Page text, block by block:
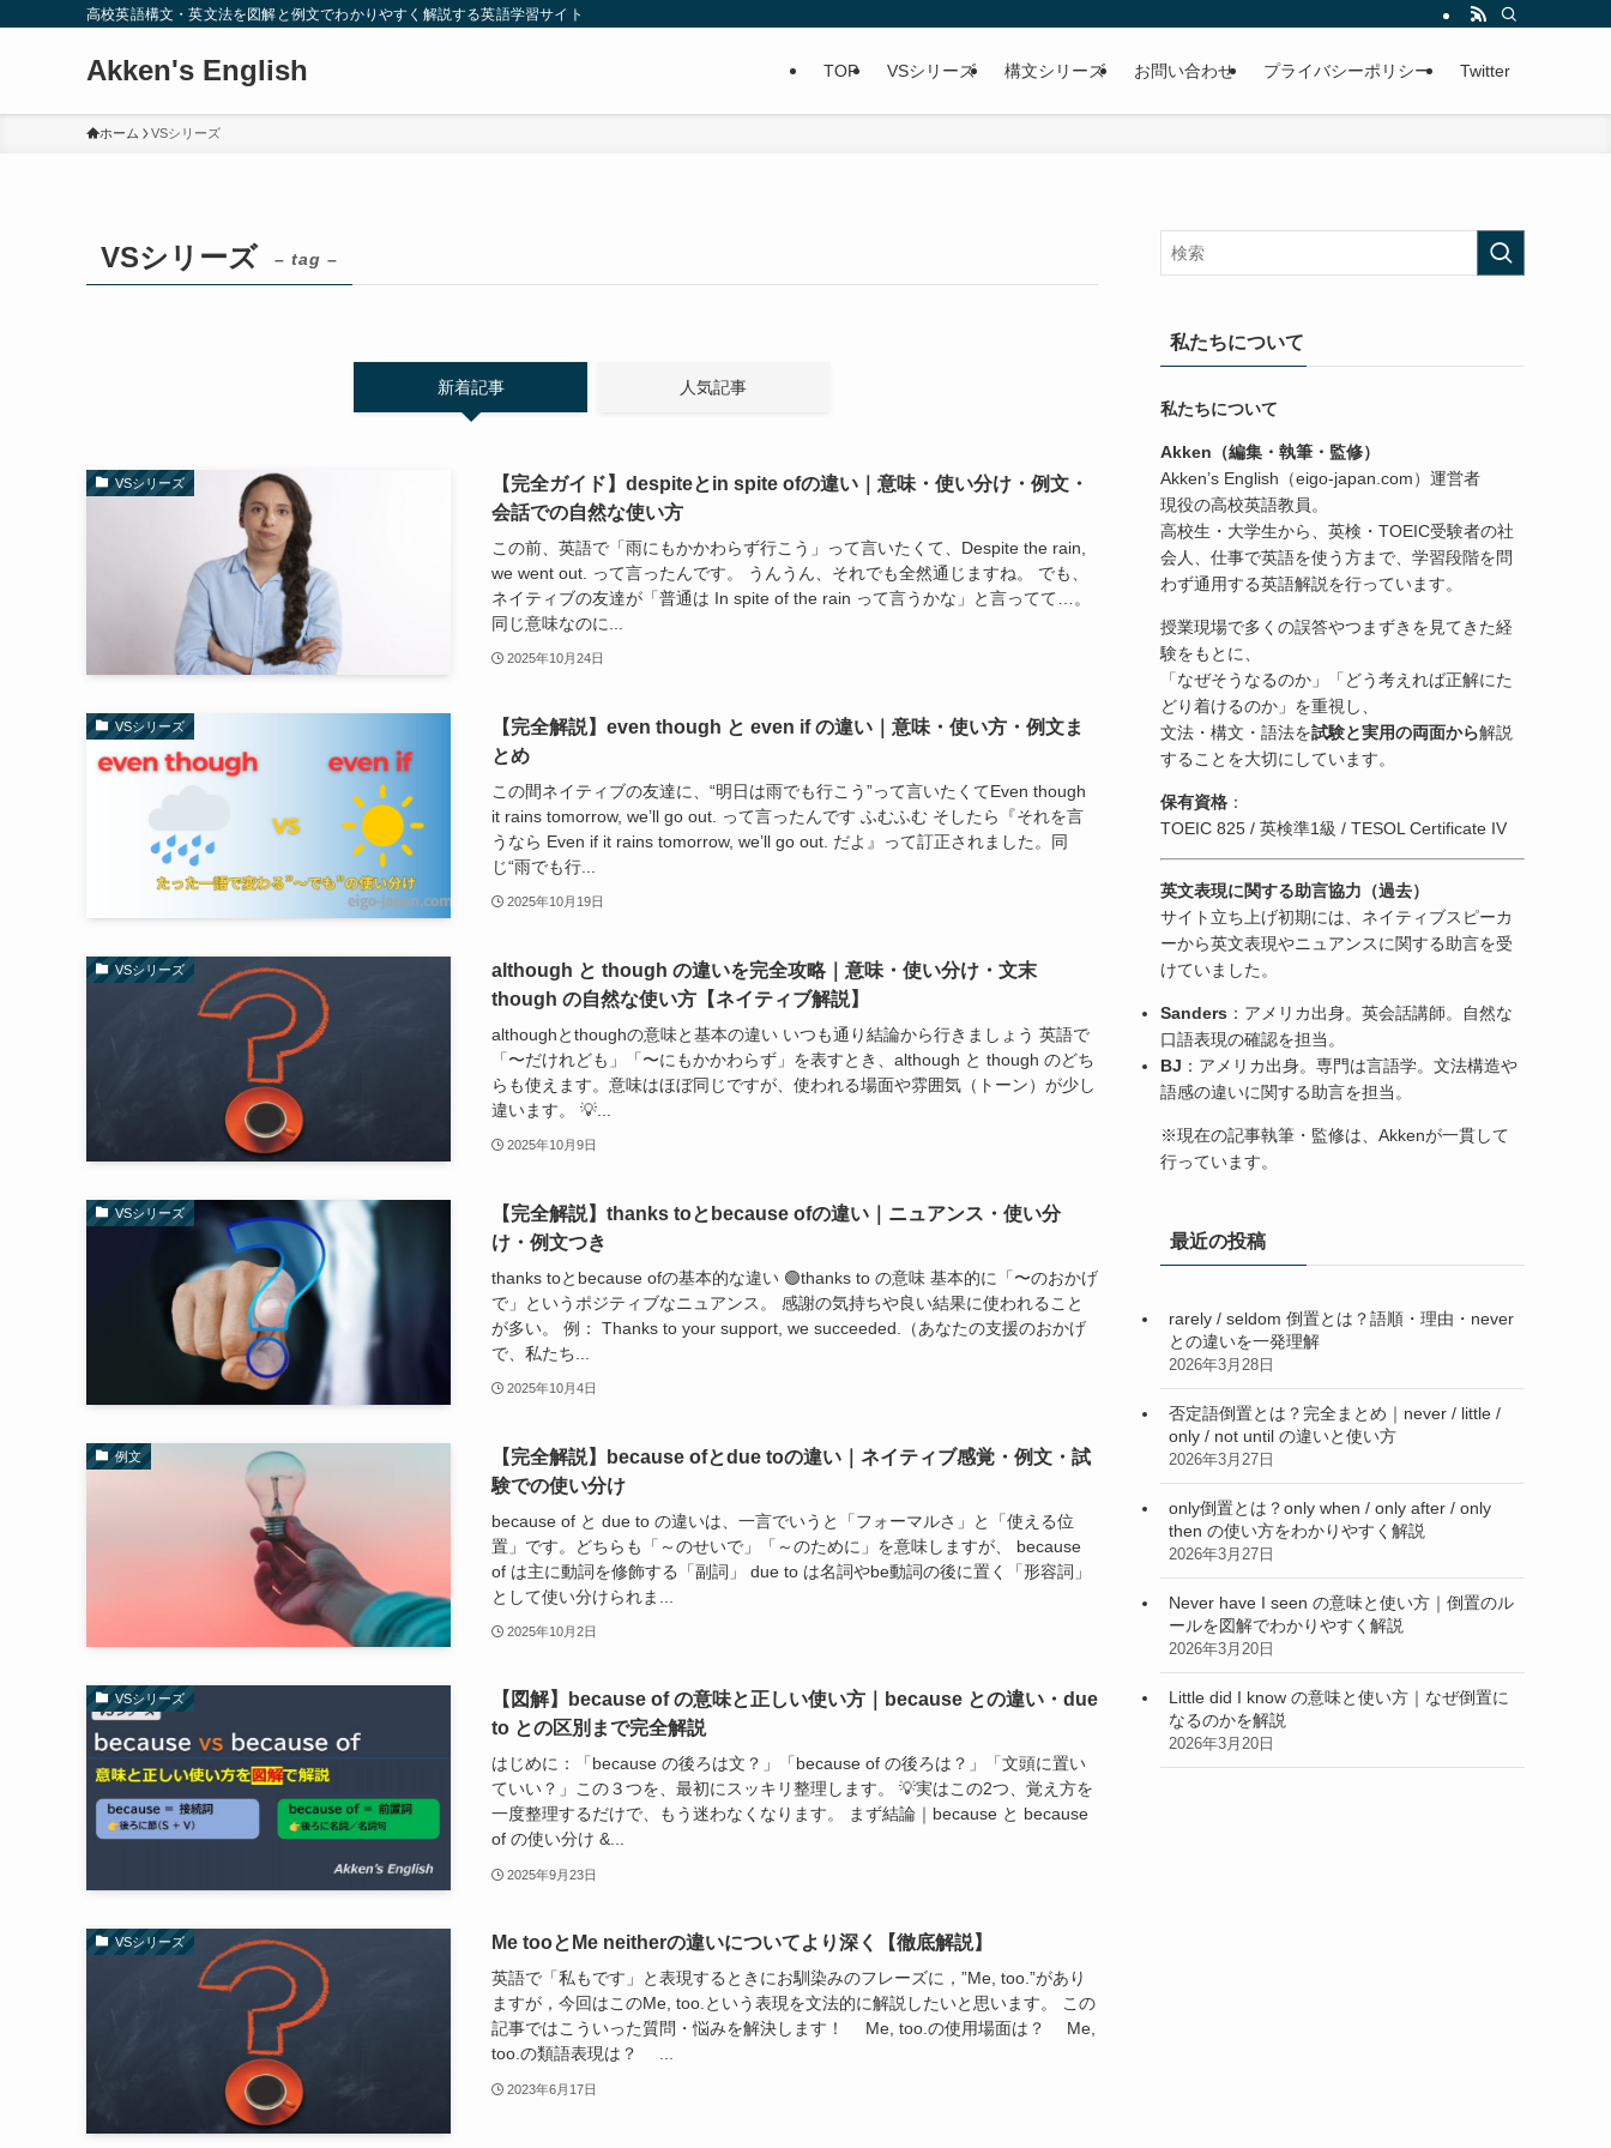
高校英語構文・英文法を図解と例文でわかりやすく解説する英語学習サイト
Akken's English TOP VSシリーズ 構文シリーズ お問い合わせ プライバシーポリシー Twitter
ホーム VSシリーズ
VSシリーズ – tag –
新着記事 人気記事
VSシリーズ
【完全ガイド】despiteとin spite ofの違い｜意味・使い分け・例文・
会話での自然な使い方
この前、英語で「雨にもかかわらず行こう」って言いたくて、Despite the rain,
we went out. って言ったんです。 うんうん、それでも全然通じますね。 でも、
ネイティブの友達が「普通は In spite of the rain って言うかな」と言ってて…。
同じ意味なのに...
2025年10月24日
VSシリーズ
【完全解説】even though と even if の違い｜意味・使い方・例文ま
とめ
この間ネイティブの友達に、“明日は雨でも行こう”って言いたくてEven though
it rains tomorrow, we’ll go out. って言ったんです ふむふむ そしたら『それを言
うなら Even if it rains tomorrow, we’ll go out. だよ』って訂正されました。同
じ“雨でも行...
2025年10月19日
VSシリーズ
although と though の違いを完全攻略｜意味・使い分け・文末
though の自然な使い方【ネイティブ解説】
althoughとthoughの意味と基本の違い いつも通り結論から行きましょう 英語で
「〜だけれども」「〜にもかかわらず」を表すとき、although と though のどち
らも使えます。意味はほぼ同じですが、使われる場面や雰囲気（トーン）が少し
違います。 💡...
2025年10月9日
VSシリーズ
【完全解説】thanks toとbecause ofの違い｜ニュアンス・使い分
け・例文つき
thanks toとbecause ofの基本的な違い 🟢thanks to の意味 基本的に「〜のおかげ
で」というポジティブなニュアンス。 感謝の気持ちや良い結果に使われること
が多い。 例： Thanks to your support, we succeeded.（あなたの支援のおかげ
で、私たち...
2025年10月4日
例文
【完全解説】because ofとdue toの違い｜ネイティブ感覚・例文・試
験での使い分け
because of と due to の違いは、一言でいうと「フォーマルさ」と「使える位
置」です。どちらも「～のせいで」「～のために」を意味しますが、 because
of は主に動詞を修飾する「副詞」 due to は名詞やbe動詞の後に置く「形容詞」
として使い分けられま...
2025年10月2日
VSシリーズ
【図解】because of の意味と正しい使い方｜because との違い・due
to との区別まで完全解説
はじめに：「because の後ろは文？」「because of の後ろは？」「文頭に置い
ていい？」この３つを、最初にスッキリ整理します。 💡実はこの2つ、覚え方を
一度整理するだけで、もう迷わなくなります。 まず結論｜because と because
of の使い分け &...
2025年9月23日
VSシリーズ Me tooとMe neitherの違いについてより深く【徹底解説】
英語で「私もです」と表現するときにお馴染みのフレーズに，”Me, too.”があり
ますが，今回はこのMe, too.という表現を文法的に解説したいと思います。 この
記事ではこういった質問・悩みを解決します！ Me, too.の使用場面は？ Me,
too.の類語表現は？ ...
2023年6月17日
私たちについて
私たちについて
Akken（編集・執筆・監修）
Akken’s English（eigo-japan.com）運営者
現役の高校英語教員。
高校生・大学生から、英検・TOEIC受験者の社
会人、仕事で英語を使う方まで、学習段階を問
わず通用する英語解説を行っています。
授業現場で多くの誤答やつまずきを見てきた経
験をもとに、
「なぜそうなるのか」「どう考えれば正解にた
どり着けるのか」を重視し、
文法・構文・語法を試験と実用の両面から解説
することを大切にしています。
保有資格 ：
TOEIC 825 / 英検準1級 / TESOL Certificate IV
英文表現に関する助言協力（過去）
サイト立ち上げ初期には、ネイティブスピーカ
ーから英文表現やニュアンスに関する助言を受
けていました。
Sanders ：アメリカ出身。英会話講師。自然な
口語表現の確認を担当。
BJ ：アメリカ出身。専門は言語学。文法構造や
語感の違いに関する助言を担当。
※現在の記事執筆・監修は、Akkenが一貫して
行っています。
最近の投稿
rarely / seldom 倒置とは？語順・理由・never
との違いを一発理解
2026年3月28日
否定語倒置とは？完全まとめ｜never / little /
only / not until の違いと使い方
2026年3月27日
only倒置とは？only when / only after / only
then の使い方をわかりやすく解説
2026年3月27日
Never have I seen の意味と使い方｜倒置のル
ールを図解でわかりやすく解説
2026年3月20日
Little did I know の意味と使い方｜なぜ倒置に
なるのかを解説
2026年3月20日